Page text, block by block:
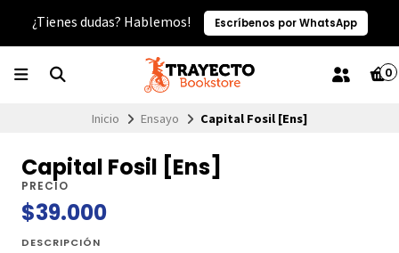
¿Tienes dudas? Hablemos! Escríbenos por WhatsApp
0
Inicio Ensayo Capital Fosil [Ens]
Capital Fosil [Ens]
PRECIO
$39.000
DESCRIPCIÓN